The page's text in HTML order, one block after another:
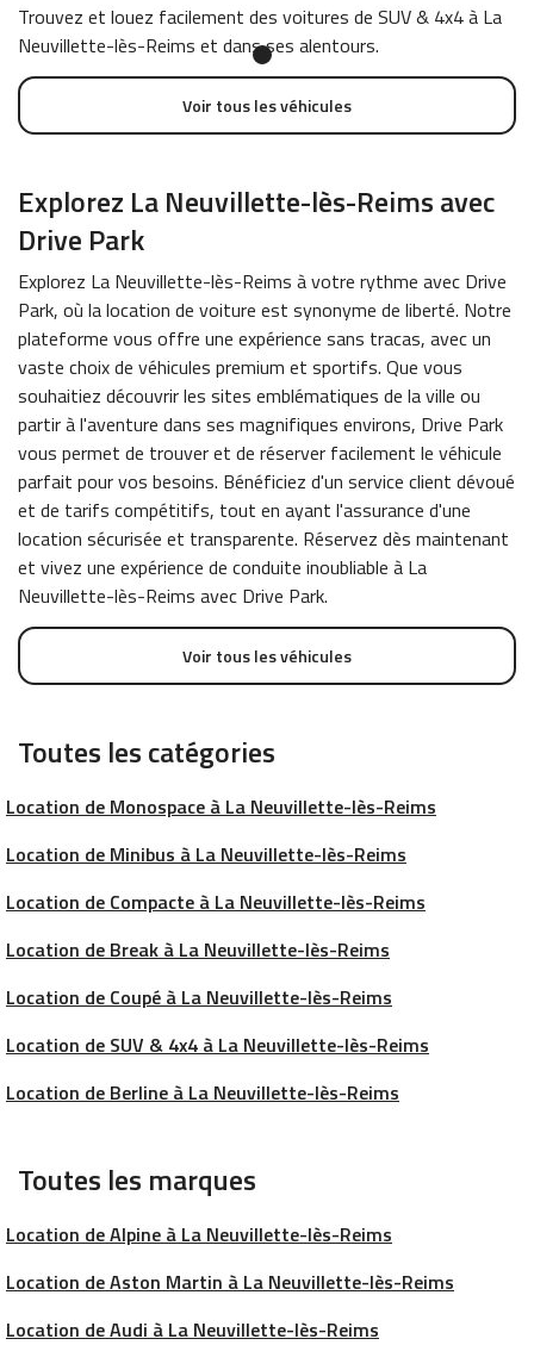
Trouvez et louez facilement des voitures de SUV & 4x4 à La
Neuvillette-lès-Reims et dans ses alentours.
Voir tous les véhicules
Explorez La Neuvillette-lès-Reims avec
Drive Park
Explorez La Neuvillette-lès-Reims à votre rythme avec Drive
Park, où la location de voiture est synonyme de liberté. Notre
plateforme vous offre une expérience sans tracas, avec un
vaste choix de véhicules premium et sportifs. Que vous
souhaitiez découvrir les sites emblématiques de la ville ou
partir à l'aventure dans ses magnifiques environs, Drive Park
vous permet de trouver et de réserver facilement le véhicule
parfait pour vos besoins. Bénéficiez d'un service client dévoué
et de tarifs compétitifs, tout en ayant l'assurance d'une
location sécurisée et transparente. Réservez dès maintenant
et vivez une expérience de conduite inoubliable à La
Neuvillette-lès-Reims avec Drive Park.
Voir tous les véhicules
Toutes les catégories
Location de Monospace à La Neuvillette-lès-Reims
Location de Minibus à La Neuvillette-lès-Reims
Location de Compacte à La Neuvillette-lès-Reims
Location de Break à La Neuvillette-lès-Reims
Location de Coupé à La Neuvillette-lès-Reims
Location de SUV & 4x4 à La Neuvillette-lès-Reims
Location de Berline à La Neuvillette-lès-Reims
Toutes les marques
Location de Alpine à La Neuvillette-lès-Reims
Location de Aston Martin à La Neuvillette-lès-Reims
Location de Audi à La Neuvillette-lès-Reims